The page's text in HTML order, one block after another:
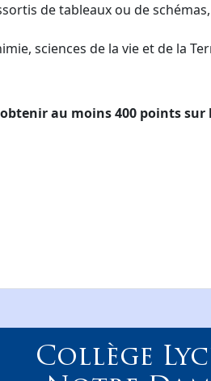
de tableaux ou de
sciences de la vie et de la
au moins 400 points sur
Collège